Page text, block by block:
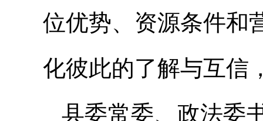
位优势、资源条件和
化彼此的了解与互信
县委常委、政法委